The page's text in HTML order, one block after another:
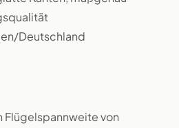
Deutschland
Flügelspannweite von